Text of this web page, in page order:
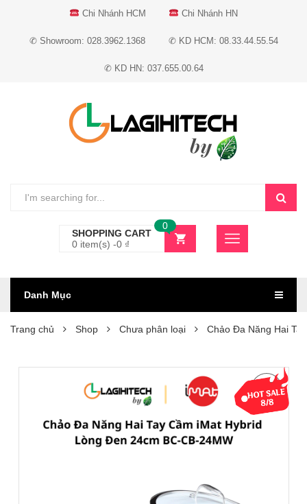
Chi Nhánh HCM Chi Nhánh HN
✆ Showroom: 028.3962.1368 ✆ KD HCM: 08.33.44.55.54
✆ KD HN: 037.655.00.64
SHOPPING CART
0 item(s) -0 ₫
0
Danh Mục
Trang chủ Shop Chưa phân loại Chảo Đa Năng Hai